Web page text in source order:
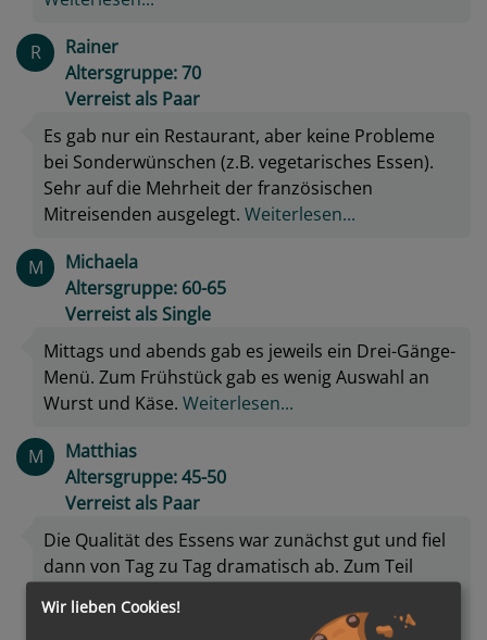
R
Rainer
Altersgruppe: 70
Verreist als Paar
Es gab nur ein Restaurant, aber keine Probleme
bei Sonderwünschen (z.B. vegetarisches Essen).
Sehr auf die Mehrheit der französischen
Mitreisenden ausgelegt. Weiterlesen...
M
Michaela
Altersgruppe: 60-65
Verreist als Single
Mittags und abends gab es jeweils ein Drei-Gänge-
Menü. Zum Frühstück gab es wenig Auswahl an
Wurst und Käse. Weiterlesen...
M
Matthias
Altersgruppe: 45-50
Verreist als Paar
Die Qualität des Essens war zunächst gut und fiel
dann von Tag zu Tag dramatisch ab. Zum Teil
schlecht, die Menge unzureichend.Weiterlesen...
Wir lieben Cookies!